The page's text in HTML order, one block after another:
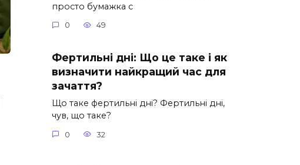
просто бумажка с
0 49
Фертильні дні: Що це таке і як
визначити найкращий час для
зачаття?
Що таке фертильні дні? Фертильні дні,
чув, що таке?
0 32